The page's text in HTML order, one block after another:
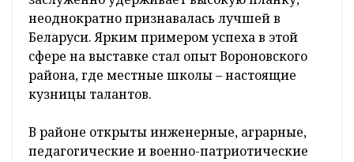
неоднократно признавалась лучшей в
Беларуси. Ярким примером успеха в этой
сфере на выставке стал опыт Вороновского
района, где местные школы – настоящие
кузницы талантов.
В районе открыты инженерные, аграрные,
педагогические и военно-патриотические